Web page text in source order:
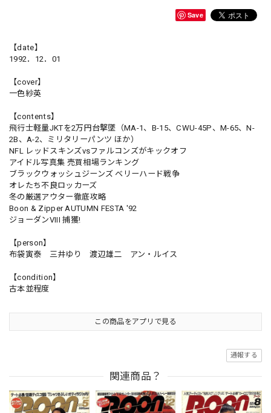
Save
【date】
1992．12．01
【cover】
一色紗英
【contents】
飛行士軽量JKTを2万円台撃墜（MA-1、B-15、CWU-45P、M-65、N-
2B、A-2、ミリタリーパンツ ほか）
NFL レッドスキンズvsファルコンズがキックオフ
アイドル写真集 売買相場ランキング
ブラックウォッシュジーンズ ベリーハード戦争
オレたち不良ロッカーズ
冬の厳選アウター徹底攻略
Boon & Zipper AUTUMN FESTA '92
ジョーダンVIII 捕獲!
【person】
布袋寅泰 三井ゆり 渡辺雄二 アン・ルイス
【condition】
古本並程度
この商品をアプリで見る
通報する
関連商品？